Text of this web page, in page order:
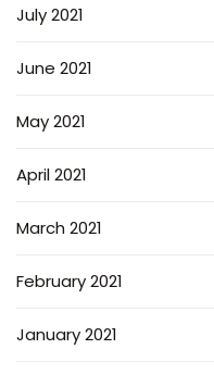
July 2021
June 2021
May 2021
April 2021
March 2021
February 2021
January 2021